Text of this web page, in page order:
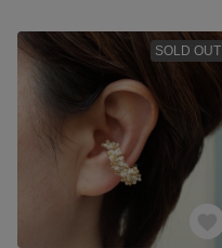
SOLD OUT